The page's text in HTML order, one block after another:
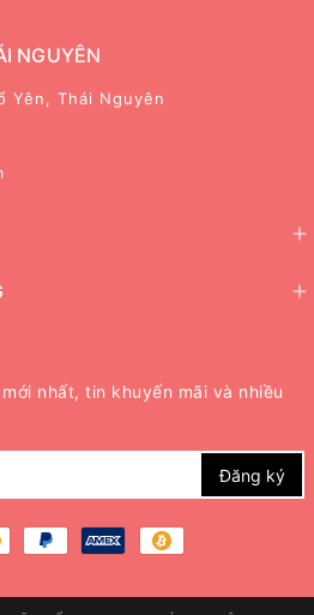
NGUYÊN
Yên, Thái Nguyên
nhất, tin khuyến mãi và nhiều
Đăng ký